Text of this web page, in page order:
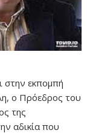
στην εκπομπή
ο Πρόεδρος του
της
αδικία που